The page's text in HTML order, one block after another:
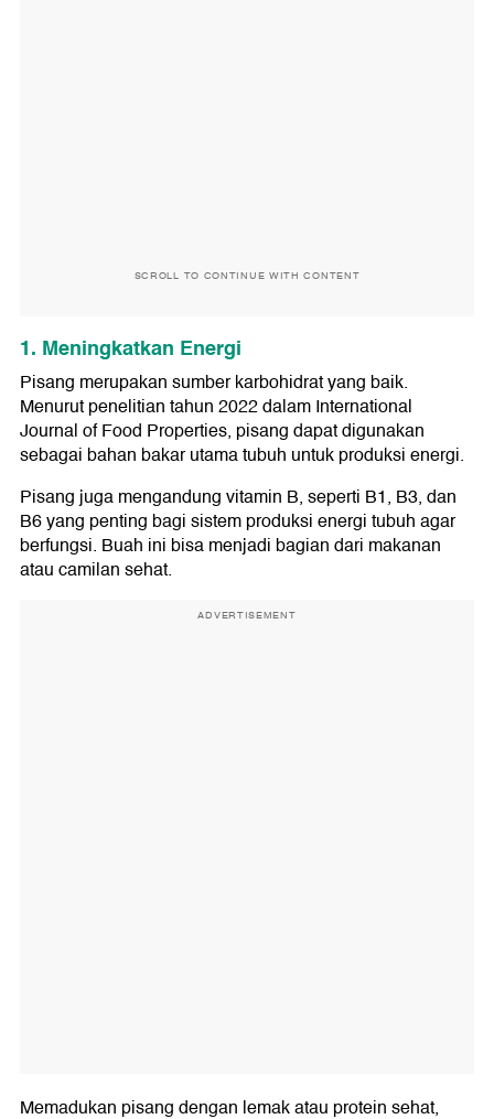
SCROLL TO CONTINUE WITH CONTENT
1. Meningkatkan Energi
Pisang merupakan sumber karbohidrat yang baik.
Menurut penelitian tahun 2022 dalam International
Journal of Food Properties, pisang dapat digunakan
sebagai bahan bakar utama tubuh untuk produksi energi.
Pisang juga mengandung vitamin B, seperti B1, B3, dan
B6 yang penting bagi sistem produksi energi tubuh agar
berfungsi. Buah ini bisa menjadi bagian dari makanan
atau camilan sehat.
ADVERTISEMENT
Memadukan pisang dengan lemak atau protein sehat,